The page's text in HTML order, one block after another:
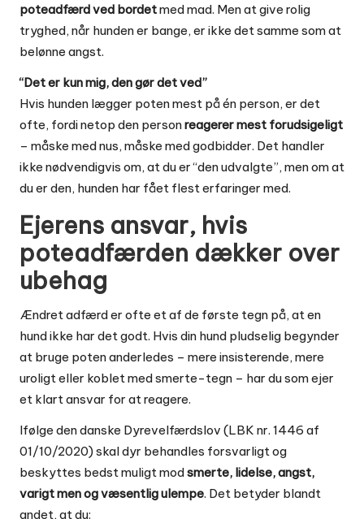
poteadfærd ved bordetmed mad. Men at give rolig
tryghed, når hunden er bange, er ikke det samme som at
belønne angst.
“Det er kun mig, den gør det ved”
Hvis hunden lægger poten mest på én person, er det
ofte, fordi netop den personreagerer mest forudsigeligt
– måske med nus, måske med godbidder. Det handler
ikke nødvendigvis om, at du er “den udvalgte”, men om at
du er den, hunden har fået flest erfaringer med.
Ejerens ansvar, hvis
poteadfærden dækker over
ubehag
Ændret adfærd er ofte et af de første tegn på, at en
hund ikke har det godt. Hvis din hund pludselig begynder
at bruge poten anderledes – mere insisterende, mere
uroligt eller koblet med smerte-tegn – har du som ejer
et klart ansvar for at reagere.
Ifølge den danske Dyrevelfærdslov (LBK nr. 1446 af
01/10/2020) skal dyr behandles forsvarligt og
beskyttes bedst muligt modsmerte, lidelse, angst,
varigt men og væsentlig ulempe. Det betyder blandt
andet, at du: